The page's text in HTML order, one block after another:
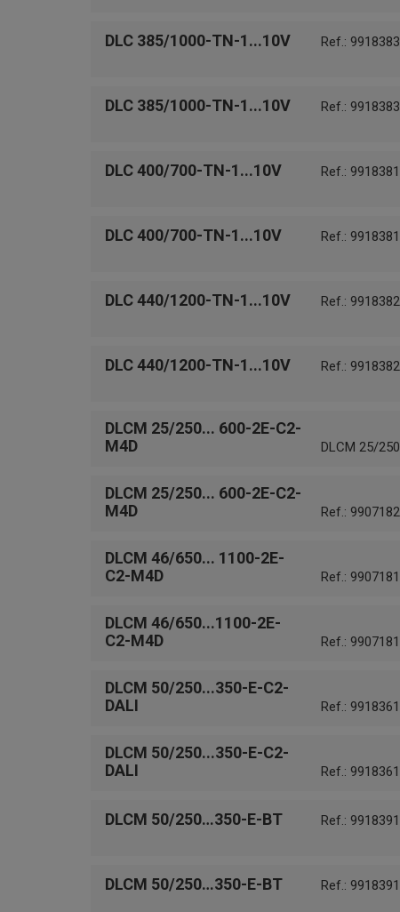
DLC 385/1000-TN-1...10V Ref.: 9918383
DLC 385/1000-TN-1...10V Ref.: 9918383
DLC 400/700-TN-1...10V Ref.: 9918381
DLC 400/700-TN-1...10V Ref.: 9918381
DLC 440/1200-TN-1...10V Ref.: 9918382
DLC 440/1200-TN-1...10V Ref.: 9918382
DLCM 25/250... 600-2E-C2-
M4D
DLCM 25/
DLCM 25/250... 600-2E-C2-
M4D
Ref.: 9907182
DLCM 46/650... 1100-2E-
C2-M4D
Ref.: 9907181
DLCM 46/650...1100-2E-
C2-M4D
Ref.: 9907181
DLCM 50/250...350-E-C2-
DALI
Ref.: 9918361
DLCM 50/250...350-E-C2-
DALI
Ref.: 9918361
DLCM 50/250…350-E-BT Ref.: 9918391
DLCM 50/250…350-E-BT Ref.: 9918391